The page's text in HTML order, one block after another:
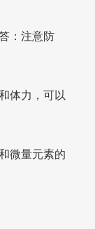
：注意防
体力，可以
微量元素的